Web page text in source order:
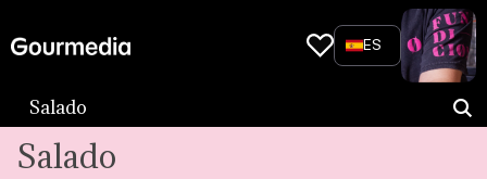
content
ES
Salado
Salado